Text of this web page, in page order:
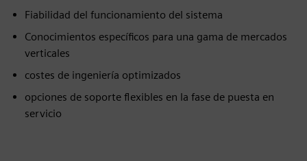
Fiabilidad del funcionamiento del sistema
Conocimientos específicos para una gama de mercados
verticales
costes de ingeniería optimizados
opciones de soporte flexibles en la fase de puesta en
servicio